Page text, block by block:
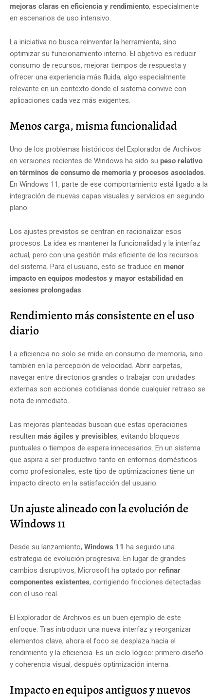
mejoras claras en eficiencia y rendimiento, especialmente
en escenarios de uso intensivo.
La iniciativa no busca reinventar la herramienta, sino
optimizar su funcionamiento interno. El objetivo es reducir
consumo de recursos, mejorar tiempos de respuesta y
ofrecer una experiencia más fluida, algo especialmente
relevante en un contexto donde el sistema convive con
aplicaciones cada vez más exigentes.
Menos carga, misma funcionalidad
Uno de los problemas históricos del Explorador de Archivos
en versiones recientes de Windows ha sido su peso relativo
en términos de consumo de memoria y procesos asociados.
En Windows 11, parte de ese comportamiento está ligado a la
integración de nuevas capas visuales y servicios en segundo
plano.
Los ajustes previstos se centran en racionalizar esos
procesos. La idea es mantener la funcionalidad y la interfaz
actual, pero con una gestión más eficiente de los recursos
del sistema. Para el usuario, esto se traduce en menor
impacto en equipos modestos y mayor estabilidad en
sesiones prolongadas.
Rendimiento más consistente en el uso
diario
La eficiencia no solo se mide en consumo de memoria, sino
también en la percepción de velocidad. Abrir carpetas,
navegar entre directorios grandes o trabajar con unidades
externas son acciones cotidianas donde cualquier retraso se
nota de inmediato.
Las mejoras planteadas buscan que estas operaciones
resulten más ágiles y previsibles, evitando bloqueos
puntuales o tiempos de espera innecesarios. En un sistema
que aspira a ser productivo tanto en entornos domésticos
como profesionales, este tipo de optimizaciones tiene un
impacto directo en la satisfacción del usuario.
Un ajuste alineado con la evolución de
Windows 11
Desde su lanzamiento, Windows 11 ha seguido una
estrategia de evolución progresiva. En lugar de grandes
cambios disruptivos, Microsoft ha optado por refinar
componentes existentes, corrigiendo fricciones detectadas
con el uso real.
El Explorador de Archivos es un buen ejemplo de este
enfoque. Tras introducir una nueva interfaz y reorganizar
elementos clave, ahora el foco se desplaza hacia el
rendimiento y la eficiencia. Es un ciclo lógico: primero diseño
y coherencia visual, después optimización interna.
Impacto en equipos antiguos y nuevos